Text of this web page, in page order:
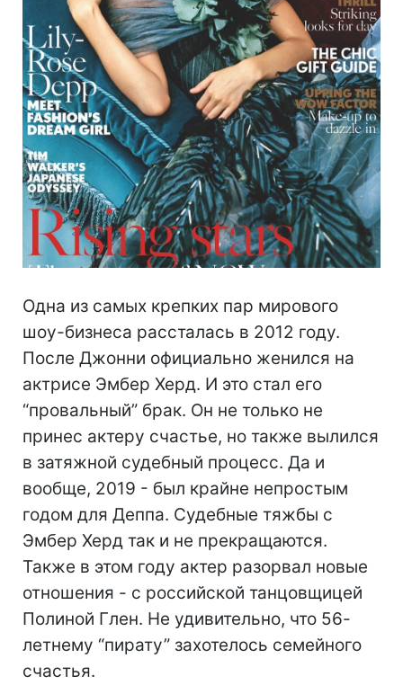
Одна из самых крепких пар мирового
шоу-бизнеса рассталась в 2012 году.
После Джонни официально женился на
актрисе Эмбер Херд. И это стал его
“провальный” брак. Он не только не
принес актеру счастье, но также вылился
в затяжной судебный процесс. Да и
вообще, 2019 - был крайне непростым
годом для Деппа. Судебные тяжбы с
Эмбер Херд так и не прекращаются.
Также в этом году актер разорвал новые
отношения - с российской танцовщицей
Полиной Глен. Не удивительно, что 56-
летнему “пирату” захотелось семейного
счастья.